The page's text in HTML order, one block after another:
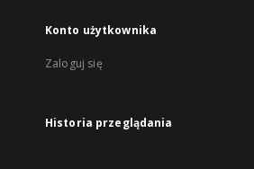
Konto użytkownika
Zaloguj się
Historia przeglądania